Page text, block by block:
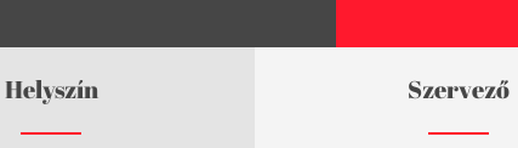
Helyszín Szervező